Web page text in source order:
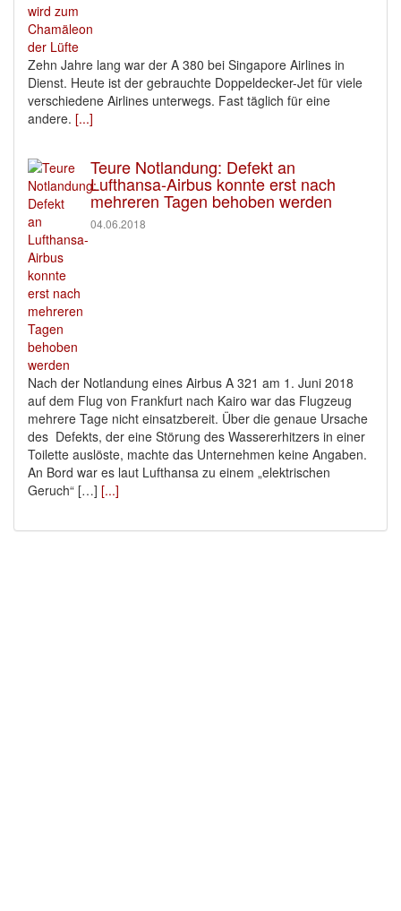
Zehn Jahre lang war der A 380 bei Singapore Airlines in
Dienst. Heute ist der gebrauchte Doppeldecker-Jet für viele
verschiedene Airlines unterwegs. Fast täglich für eine
andere. [...]
Teure Notlandung: Defekt an
Lufthansa-Airbus konnte erst nach
mehreren Tagen behoben werden
04.06.2018
Nach der Notlandung eines Airbus A 321 am 1. Juni 2018
auf dem Flug von Frankfurt nach Kairo war das Flugzeug
mehrere Tage nicht einsatzbereit. Über die genaue Ursache
des Defekts, der eine Störung des Wassererhitzers in einer
Toilette auslöste, machte das Unternehmen keine Angaben.
An Bord war es laut Lufthansa zu einem „elektrischen
Geruch“ […] [...]